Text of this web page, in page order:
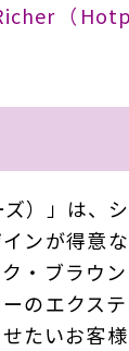
（
ズ）」は、
ンが得意な
・ブラウ
のエクス
たいお客